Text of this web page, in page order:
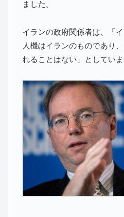
ました。
イランの政府関係者は、「
人機はイランのものであり
れることはない」としていま